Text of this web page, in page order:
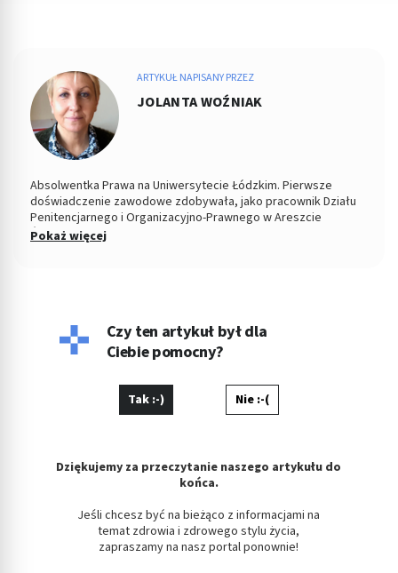
ARTYKUŁ NAPISANY PRZEZ
JOLANTA WOŹNIAK
Absolwentka Prawa na Uniwersytecie Łódzkim. Pierwsze
doświadczenie zawodowe zdobywała, jako pracownik Działu
Penitencjarnego i Organizacyjno-Prawnego w Areszcie
Śledczym w Łodzi. Od 2004 roku Zastępca Prezesa i Członek
Pokaż więcej
Czy ten artykuł był dla
Ciebie pomocny?
Tak :-) Nie :-(
Dziękujemy za przeczytanie naszego artykułu do
końca.
Jeśli chcesz być na bieżąco z informacjami na
temat zdrowia i zdrowego stylu życia,
zapraszamy na nasz portal ponownie!